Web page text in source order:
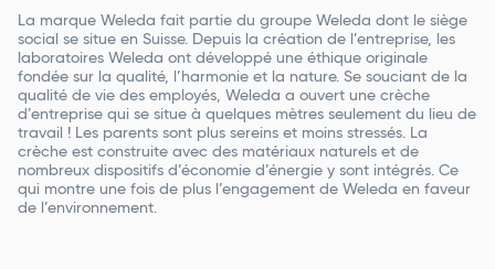
La marque Weleda fait partie du groupe Weleda dont le siège
social se situe en Suisse. Depuis la création de l’entreprise, les
laboratoires Weleda ont développé une éthique originale
fondée sur la qualité, l’harmonie et la nature. Se souciant de la
qualité de vie des employés, Weleda a ouvert une crèche
d’entreprise qui se situe à quelques mètres seulement du lieu de
travail ! Les parents sont plus sereins et moins stressés. La
crèche est construite avec des matériaux naturels et de
nombreux dispositifs d’économie d’énergie y sont intégrés. Ce
qui montre une fois de plus l’engagement de Weleda en faveur
de l’environnement.